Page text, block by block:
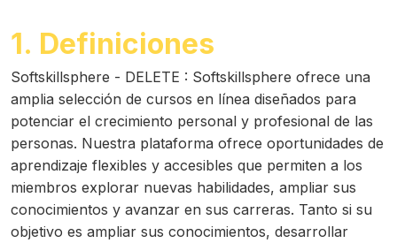
1. Definiciones
Softskillsphere - DELETE : Softskillsphere ofrece una
amplia selección de cursos en línea diseñados para
potenciar el crecimiento personal y profesional de las
personas. Nuestra plataforma ofrece oportunidades de
aprendizaje flexibles y accesibles que permiten a los
miembros explorar nuevas habilidades, ampliar sus
conocimientos y avanzar en sus carreras. Tanto si su
objetivo es ampliar sus conocimientos, desarrollar